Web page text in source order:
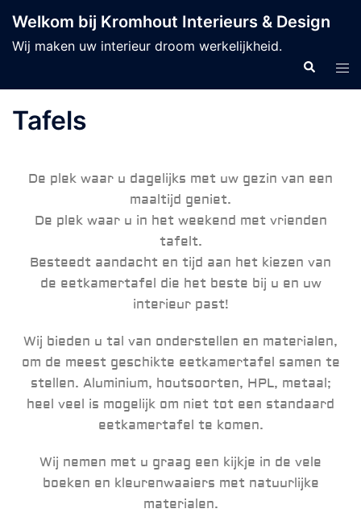
Welkom bij Kromhout Interieurs & Design
Wij maken uw interieur droom werkelijkheid.
Tafels
De plek waar u dagelijks met uw gezin van een
maaltijd geniet.
De plek waar u in het weekend met vrienden
tafelt.
Besteedt aandacht en tijd aan het kiezen van
de eetkamertafel die het beste bij u en uw
interieur past!
Wij bieden u tal van onderstellen en materialen,
om de meest geschikte eetkamertafel samen te
stellen. Aluminium, houtsoorten, HPL, metaal;
heel veel is mogelijk om niet tot een standaard
eetkamertafel te komen.
Wij nemen met u graag een kijkje in de vele
boeken en kleurenwaaiers met natuurlijke
materialen.